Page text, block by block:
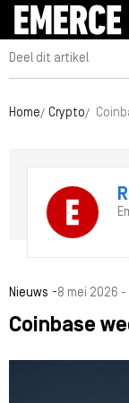
Deel dit artikel
Home Crypto
Nieuws -8 mei 2026 -
Coinbase